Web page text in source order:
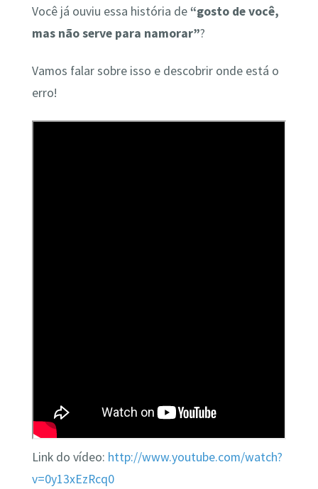
Você já ouviu essa história de“gosto de você,
mas não serve para namorar”?
Vamos falar sobre isso e descobrir onde está o
erro!
Link do vídeo: http://www.youtube.com/watch?
v=0y13xEzRcq0